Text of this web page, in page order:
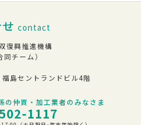
contact
復興推進機構
同チーム）
島セントランドビル4階
の仲買・加工業者のみなさま
1117